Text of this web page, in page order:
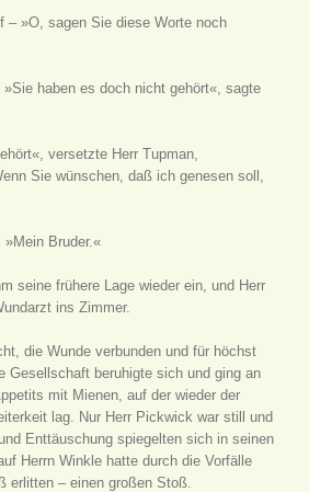
– »O, sagen Sie diese Worte noch
haben es doch nicht gehört«, sagte
versetzte Herr Tupman,
Sie wünschen, daß ich genesen soll,
Bruder.«
seine frühere Lage wieder ein, und Herr
ins Zimmer.
die Wunde verbunden und für höchst
Gesellschaft beruhigte sich und ging an
mit Mienen, auf der wieder der
lag. Nur Herr Pickwick war still und
Enttäuschung spiegelten sich in seinen
Herrn Winkle hatte durch die Vorfälle
erlitten – einen großen Stoß.